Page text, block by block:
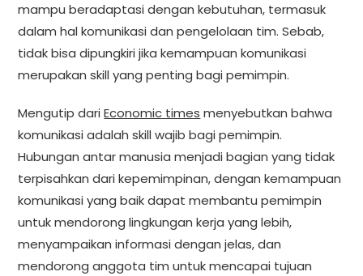
mampu beradaptasi dengan kebutuhan, termasuk
dalam hal komunikasi dan pengelolaan tim. Sebab,
tidak bisa dipungkiri jika kemampuan komunikasi
merupakan skill yang penting bagi pemimpin.
Mengutip dariEconomic times menyebutkan bahwa
komunikasi adalah skill wajib bagi pemimpin.
Hubungan antar manusia menjadi bagian yang tidak
terpisahkan dari kepemimpinan, dengan kemampuan
komunikasi yang baik dapat membantu pemimpin
untuk mendorong lingkungan kerja yang lebih,
menyampaikan informasi dengan jelas, dan
mendorong anggota tim untuk mencapai tujuan